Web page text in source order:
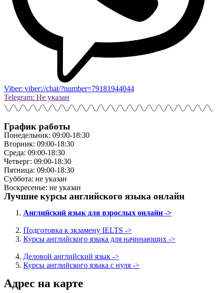
Viber: viber://chat/?number=79181944044
Telegram: Не указан
График работы
Понедельник: 09:00-18:30
Вторник: 09:00-18:30
Среда: 09:00-18:30
Четверг: 09:00-18:30
Пятница: 09:00-18:30
Суббота: не указан
Воскресенье: не указан
Лучшие курсы английского языка онлайн
Английский язык для взрослых онлайн ->
Подготовка к экзамену IELTS ->
Курсы английского языка для начинающих ->
Деловой английский язык ->
Курсы английского языка с нуля ->
Адрес на карте